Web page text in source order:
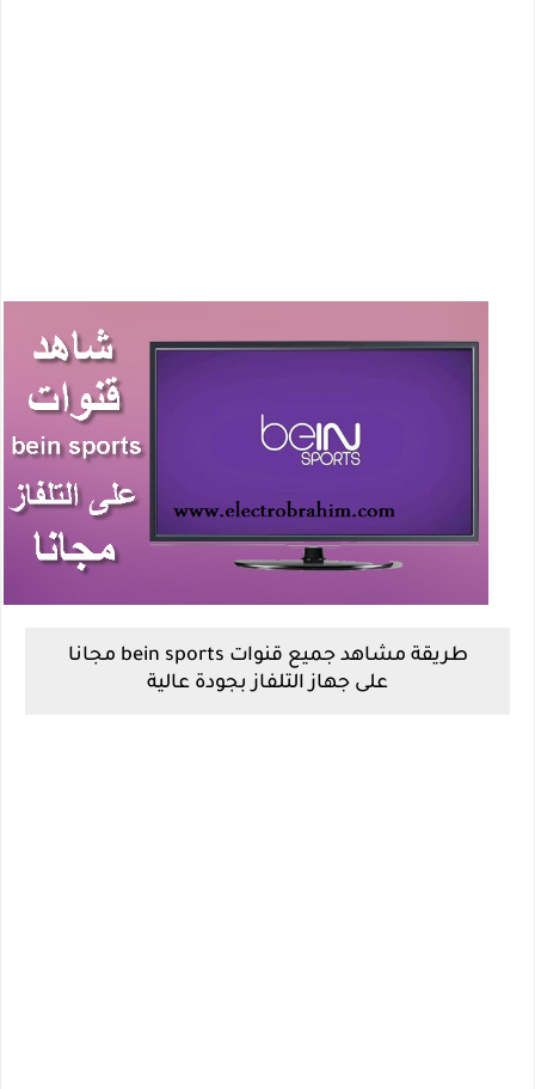
طريقة مشاهد جميع قنوات bein sports مجانا
على جهاز التلفاز بجودة عالية